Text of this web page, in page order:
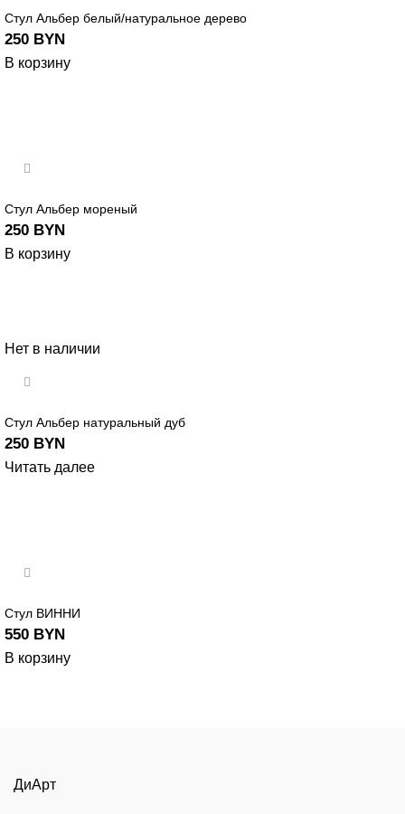
Стул Альбер белый/натуральное дерево
250 BYN
В корзину
Стул Альбер мореный
250 BYN
В корзину
Нет в наличии
Стул Альбер натуральный дуб
250 BYN
Читать далее
Стул ВИННИ
550 BYN
В корзину
ДиАрт